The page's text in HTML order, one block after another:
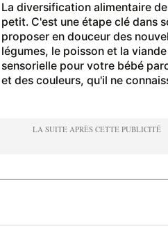
La diversification alimentaire
petit. C'est une étape clé dans
proposer en douceur des
légumes, le poisson et la
sensorielle pour votre bébé
et des couleurs, qu'il ne